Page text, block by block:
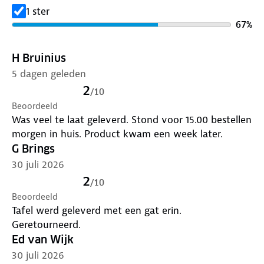
diners en buitengebruik.
Makkelijk schoon te maken:Glad en
met een doek.
Geschikt voor 6 tot 8 personen:
voor gezelschappen.
Handvat en inklapbaar ontwerp:
tafel overal mee naartoe en berg hem eenvoudig
op.
Of je nu extra tafelruimte nodig hebt in je tuin, op
vakantie of bij een event: deze klaptafel is stevig,
slim ontworpen en klaar voor elke gelegenheid!
1 ster
67%
H Bruinius
5 dagen geleden
2/10
Beoordeeld
Was veel te laat geleverd. Stond voor 15.00 bestellen
morgen in huis. Product kwam een week later.
G Brings
30 juli 2026
2/10
Beoordeeld
Tafel werd geleverd met een gat erin.
Geretourneerd.
Ed van Wijk
30 juli 2026